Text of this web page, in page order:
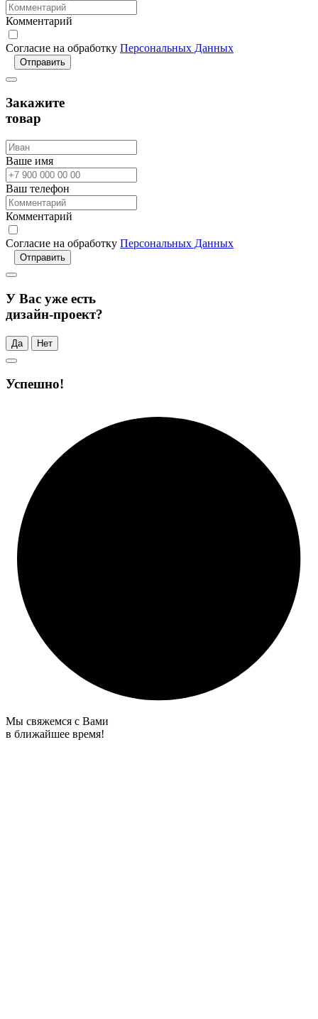
Комментарий
Согласие на обработку Персональных Данных
Отправить
Закажите
товар
Ваше имя
Ваш телефон
Комментарий
Согласие на обработку Персональных Данных
Отправить
У Вас уже есть
дизайн-проект?
Да Нет
Успешно!
Мы свяжемся с Вами
в ближайшее время!